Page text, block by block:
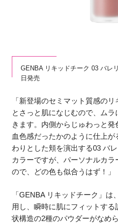
GENBA リキッドチーク 03 バ
日発売
「新登場のセミマット質感の
とさっと肌になじむので、ム
きます。内側からじゅわっと
血色感だったかのように仕上
わりとした頬を演出する03 バ
カラーですが、パーソナルカ
ので、どの色も似合うはず！」
「GENBA リキッドチーク」
用し、瞬時に肌にフィットす
状構造の2種のパウダーがなめ